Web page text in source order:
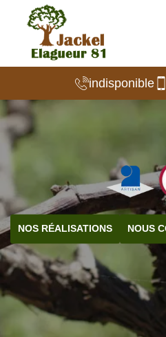
indisponible
NOS RÉALISATIONS NOUS